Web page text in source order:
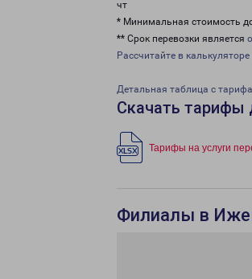
чт
* Минимальная стоимость
** Срок перевозки является
Рассчитайте в калькуляторе
Детальная таблица с
Скачать тарифы
Тарифы на услуги
Филиалы в